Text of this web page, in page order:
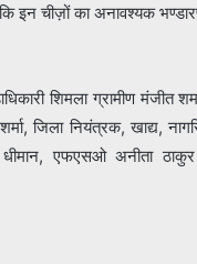
इन चीज़ों का अनावश्यक
शिमला ग्रामीण मंजीत
जिला नियंत्रक, खाद्य,
एफएसओ अनीता